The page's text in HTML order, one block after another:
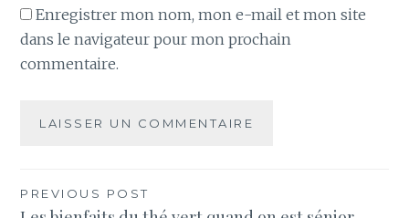
Enregistrer mon nom, mon e-mail et mon site
dans le navigateur pour mon prochain
commentaire.
Navigation
PREVIOUS POST